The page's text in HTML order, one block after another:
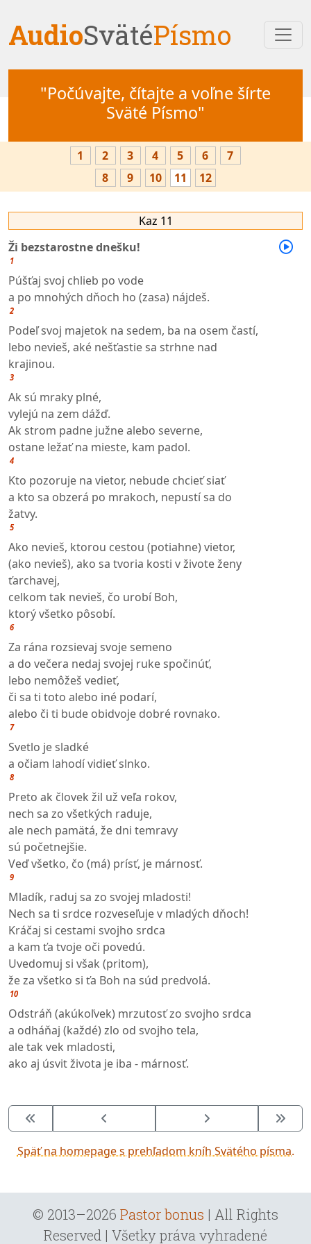
AudioSvätéPísmo
"Počúvajte, čítajte a voľne šírte
Sväté Písmo"
1 2 3 4 5 6
7
8
9 10 11 12
Kaz 11
Ži bezstarostne dnešku!
1
Púšťaj svoj chlieb po vode
a po mnohých dňoch ho (zasa) nájdeš.
2
Podeľ svoj majetok na sedem, ba na osem častí,
lebo nevieš, aké nešťastie sa strhne nad
krajinou.
3
Ak sú mraky plné,
vylejú na zem dážď.
Ak strom padne južne alebo severne,
ostane ležať na mieste, kam padol.
4
Kto pozoruje na vietor, nebude chcieť siať
a kto sa obzerá po mrakoch, nepustí sa do
žatvy.
5
Ako nevieš, ktorou cestou (potiahne) vietor,
(ako nevieš), ako sa tvoria kosti v živote ženy
ťarchavej,
celkom tak nevieš, čo urobí Boh,
ktorý všetko pôsobí.
6
Za rána rozsievaj svoje semeno
a do večera nedaj svojej ruke spočinúť,
lebo nemôžeš vedieť,
či sa ti toto alebo iné podarí,
alebo či ti bude obidvoje dobré rovnako.
7
Svetlo je sladké
a očiam lahodí vidieť slnko.
8
Preto ak človek žil už veľa rokov,
nech sa zo všetkých raduje,
ale nech pamätá, že dni temravy
sú početnejšie.
Veď všetko, čo (má) prísť, je márnosť.
9
Mladík, raduj sa zo svojej mladosti!
Nech sa ti srdce rozveseľuje v mladých dňoch!
Kráčaj si cestami svojho srdca
a kam ťa tvoje oči povedú.
Uvedomuj si však (pritom),
že za všetko si ťa Boh na súd predvolá.
10
Odstráň (akúkoľvek) mrzutosť zo svojho srdca
a odháňaj (každé) zlo od svojho tela,
ale tak vek mladosti,
ako aj úsvit života je iba - márnosť.
Späť na homepage s prehľadom kníh Svätého písma.
© 2013–2026 Pastor bonus | All Rights
Reserved | Všetky práva vyhradené